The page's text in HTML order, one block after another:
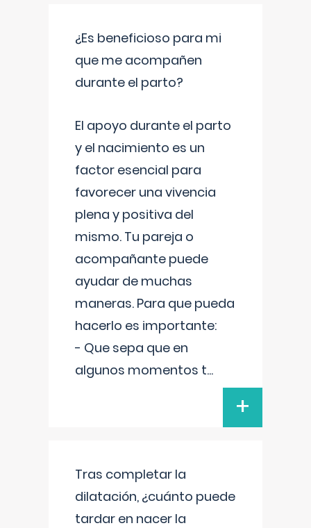
¿Es beneficioso para mi
que me acompañen
durante el parto?
El apoyo durante el parto
y el nacimiento es un
factor esencial para
favorecer una vivencia
plena y positiva del
mismo. Tu pareja o
acompañante puede
ayudar de muchas
maneras. Para que pueda
hacerlo es importante:
- Que sepa que en
algunos momentos t...
+
Tras completar la
dilatación, ¿cuánto puede
tardar en nacer la